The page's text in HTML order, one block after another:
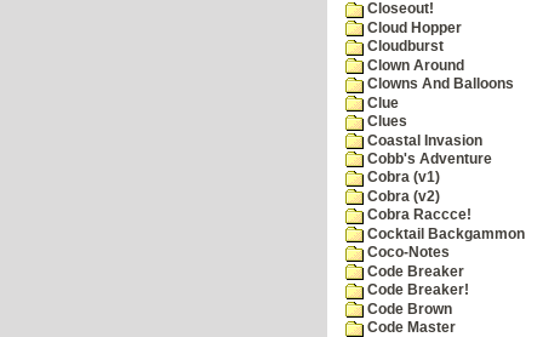
Closeout!
Cloud Hopper
Cloudburst
Clown Around
Clowns And Balloons
Clue
Clues
Coastal Invasion
Cobb's Adventure
Cobra (v1)
Cobra (v2)
Cobra Raccce!
Cocktail Backgammon
Coco-Notes
Code Breaker
Code Breaker!
Code Brown
Code Master